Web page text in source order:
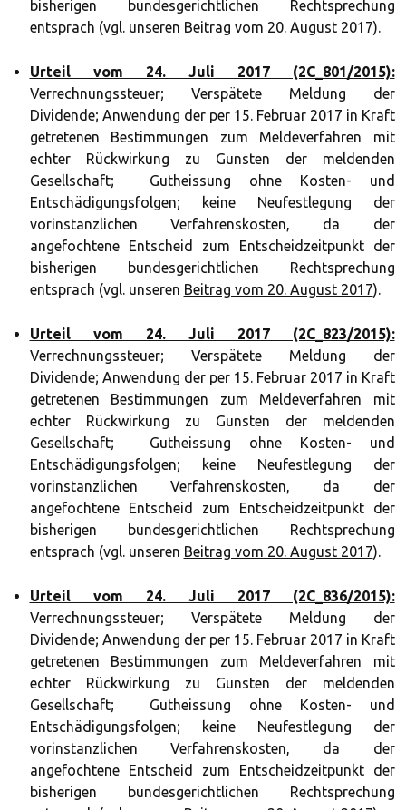
bisherigen bundesgerichtlichen Rechtsprechung
entsprach (vgl. unseren Beitrag vom 20. August 2017).
Urteil vom 24. Juli 2017 (2C_801/2015):
Verrechnungssteuer; Verspätete Meldung der
Dividende; Anwendung der per 15. Februar 2017 in Kraft
getretenen Bestimmungen zum Meldeverfahren mit
echter Rückwirkung zu Gunsten der meldenden
Gesellschaft; Gutheissung ohne Kosten- und
Entschädigungsfolgen; keine Neufestlegung der
vorinstanzlichen Verfahrenskosten, da der
angefochtene Entscheid zum Entscheidzeitpunkt der
bisherigen bundesgerichtlichen Rechtsprechung
entsprach (vgl. unseren Beitrag vom 20. August 2017).
Urteil vom 24. Juli 2017 (2C_823/2015):
Verrechnungssteuer; Verspätete Meldung der
Dividende; Anwendung der per 15. Februar 2017 in Kraft
getretenen Bestimmungen zum Meldeverfahren mit
echter Rückwirkung zu Gunsten der meldenden
Gesellschaft; Gutheissung ohne Kosten- und
Entschädigungsfolgen; keine Neufestlegung der
vorinstanzlichen Verfahrenskosten, da der
angefochtene Entscheid zum Entscheidzeitpunkt der
bisherigen bundesgerichtlichen Rechtsprechung
entsprach (vgl. unseren Beitrag vom 20. August 2017).
Urteil vom 24. Juli 2017 (2C_836/2015):
Verrechnungssteuer; Verspätete Meldung der
Dividende; Anwendung der per 15. Februar 2017 in Kraft
getretenen Bestimmungen zum Meldeverfahren mit
echter Rückwirkung zu Gunsten der meldenden
Gesellschaft; Gutheissung ohne Kosten- und
Entschädigungsfolgen; keine Neufestlegung der
vorinstanzlichen Verfahrenskosten, da der
angefochtene Entscheid zum Entscheidzeitpunkt der
bisherigen bundesgerichtlichen Rechtsprechung